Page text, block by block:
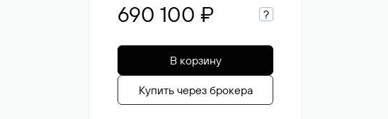
690 100 ₽ ?
В корзину
Купить через брокера